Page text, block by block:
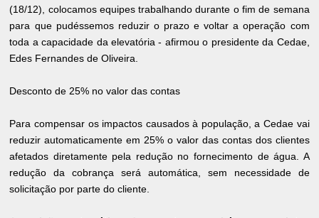
(18/12), colocamos equipes trabalhando durante o fim de semana
para que pudéssemos reduzir o prazo e voltar a operação com
toda a capacidade da elevatória - afirmou o presidente da Cedae,
Edes Fernandes de Oliveira.
Desconto de 25% no valor das contas
Para compensar os impactos causados à população, a Cedae vai
reduzir automaticamente em 25% o valor das contas dos clientes
afetados diretamente pela redução no fornecimento de água. A
redução da cobrança será automática, sem necessidade de
solicitação por parte do cliente.